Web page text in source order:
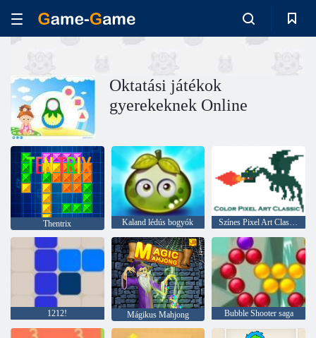
Oktatási játékok
gyerekeknek Online
Thentrix Kaland lédús bogyók Színes Pixel Art Classic
1212! Mágikus Mahjong Bubble Shooter saga